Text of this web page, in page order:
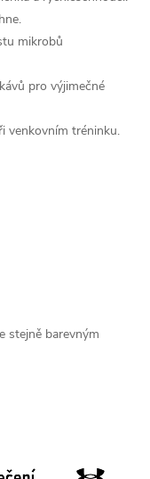
mikrobů
pro výjimečné
venkovním tréninku.
stejně barevným